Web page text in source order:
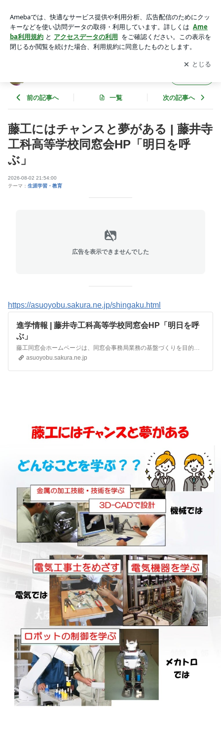
「明日を呼ぶ」 | とよじのブログ
アプリをダウンロードして ブログの更新通知
を受け取りまし
ょう。
開く
前の記事へ 一覧 次の記事へ
藤工にはチャンスと夢がある | 藤井寺
工科高等学校同窓会HP「明日を呼
ぶ」
2026-08-02 21:54:00
テーマ： 生涯学習・教育
広告を表示できませんでした
https://asuoyobu.sakura.ne.jp/shingaku.html
進学情報 | 藤井寺工科高等学校同窓会HP「明日を呼
ぶ」
藤工同窓会ホームページは、同窓会事務局業務の基盤づくりを目的として開設されました。第1期生の卒業記念として正門に設置された記念碑には、技術を学ぶ学校にふさわしい校歌の歌詞「この確かなるもの、明日を呼ぶ」が揮毫されています。全ての卒業生にとって思い出のある校歌を刻み込んだ記念碑からこのホ－ムペ－ジの名前を「明日を呼ぶ」としました。今後も折に触れて、校内の風景…
asuoyobu.sakura.ne.jp